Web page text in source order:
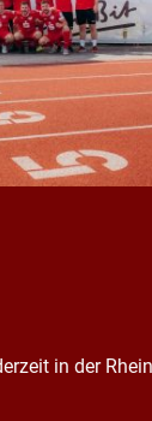
in der